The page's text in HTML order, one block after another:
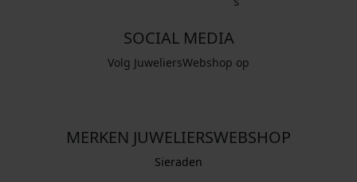
SOCIAL MEDIA
Volg JuweliersWebshop op
MERKEN JUWELIERSWEBSHOP
Sieraden